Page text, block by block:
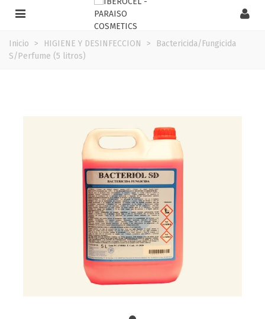
Inicio > HIGIENE Y DESINFECCION >
Bactericida/Fungicida
S/Perfume (5 litros)